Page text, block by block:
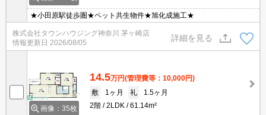
★小田原駅徒歩圏★ペット共生物件★旭化成施工★
株式会社タウンハウジング神奈川 茅ヶ崎店
情報更新日 2026/08/05
詳細を見る
画像：35枚
14.5万円(管理費等：10,000円)
敷
1ヶ月 礼
1.5ヶ月
2階
2LDK 61.14m²